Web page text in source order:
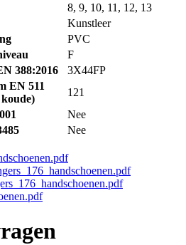
8, 9, 10, 11, 12, 13
Kunstleer
PVC
F
388:2016
3X44FP
EN 511
121
Nee
Nee